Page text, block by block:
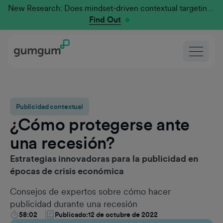
New Research: Does mindset-driven contextual targeting outperform traditional?
Find Out
Publicidad contextual
¿Cómo protegerse ante
una recesión?
Estrategias innovadoras para la publicidad en
épocas de crisis económica
Consejos de expertos sobre cómo hacer
publicidad durante una recesión
58:02 Publicado:12 de octubre de 2022